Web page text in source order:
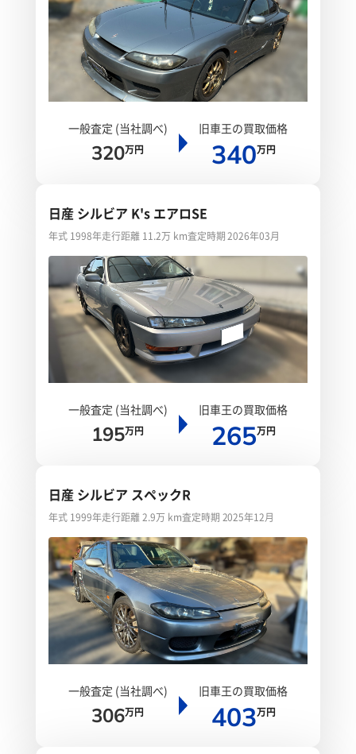
一般査定 (当社調べ)
320万円
旧車王の買取価格
340万円
日産 シルビア K's エアロSE
年式 1998年走行距離 11.2万 km査定時期 2026年03月
一般査定 (当社調べ)
195万円
旧車王の買取価格
265万円
日産 シルビア スペックR
年式 1999年走行距離 2.9万 km査定時期 2025年12月
一般査定 (当社調べ)
306万円
旧車王の買取価格
403万円